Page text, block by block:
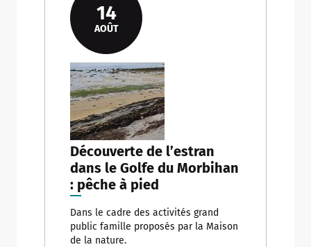
14
AOÛT
Découverte de l’estran
dans le Golfe du Morbihan
: pêche à pied
Dans le cadre des activités grand
public famille proposés par la Maison
de la nature.